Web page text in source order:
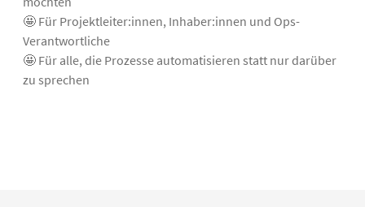
🤩 Für Projektleiter:innen, Inhaber:innen und Ops-
Verantwortliche
🤩 Für alle, die Prozesse automatisieren statt nur darüber
zu sprechen